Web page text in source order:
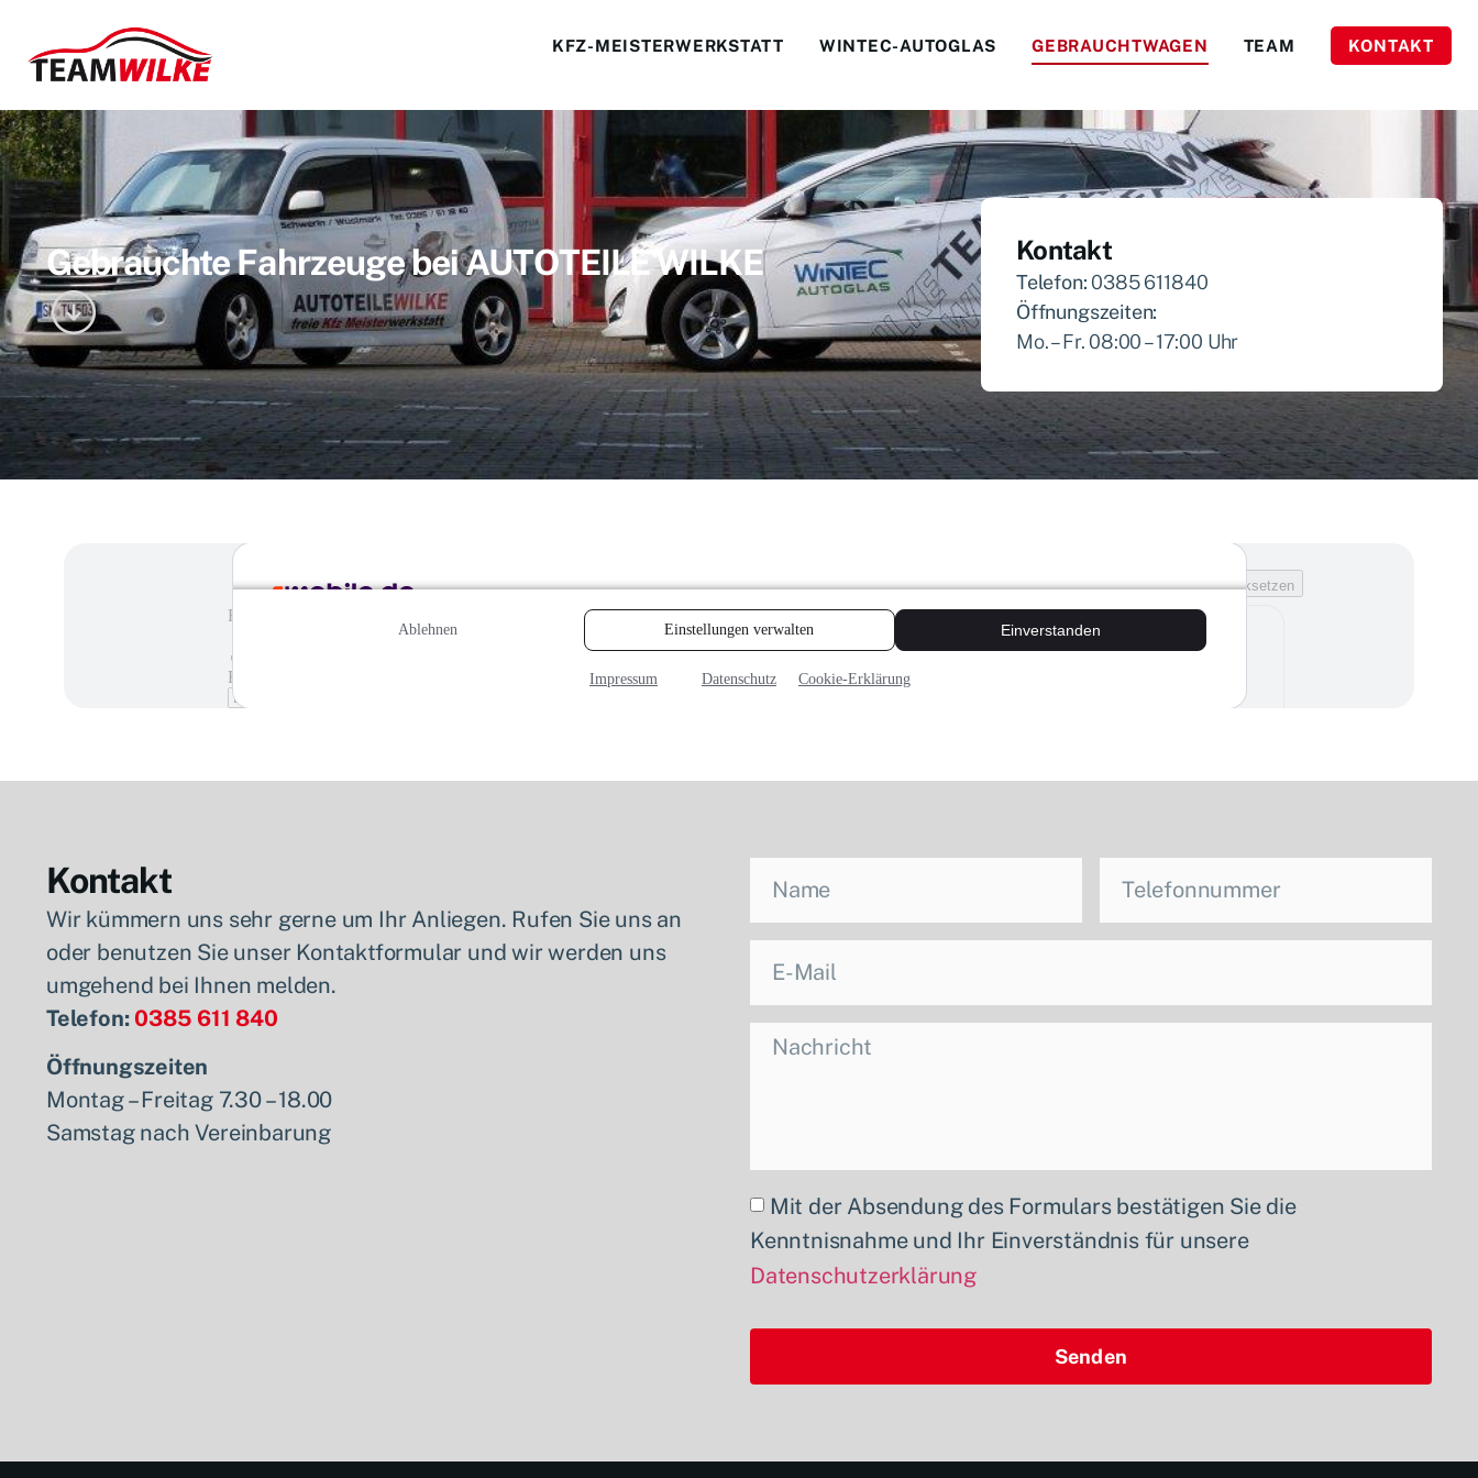
KFZ-MEISTERWERKSTATT WINTEC-AUTOGLAS GEBRAUCHTWAGEN TEAM KONTAKT
Gebrauchte Fahrzeuge bei AUTOTEILE WILKE Kontakt
Telefon: 0385 611840
Öffnungszeiten:
Mo. – Fr. 08:00 – 17:00 Uhr
Kontakt
Wir kümmern uns sehr gerne um Ihr Anliegen. Rufen Sie uns an
oder benutzen Sie unser Kontaktformular und wir werden uns
umgehend bei Ihnen melden.
Telefon: 0385 611 840
Öffnungszeiten
Montag – Freitag 7.30 – 18.00
Samstag nach Vereinbarung
Mit der Absendung des Formulars bestätigen Sie die
Kenntnisnahme und Ihr Einverständnis für unsere
Datenschutzerklärung
Senden